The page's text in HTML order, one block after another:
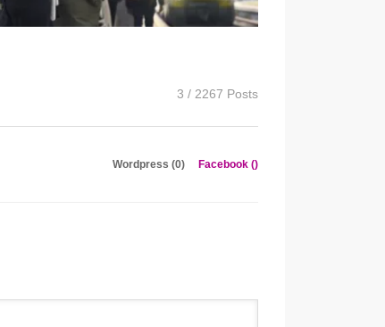
3 / 2267 Posts
Wordpress (0) Facebook ()